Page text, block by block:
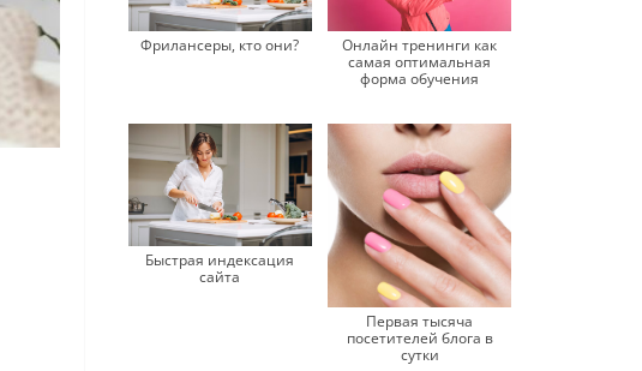
Фрилансеры, кто они?
Онлайн тренинги как
самая оптимальная
форма обучения
Быстрая индексация
сайта
Первая тысяча
посетителей блога в
сутки